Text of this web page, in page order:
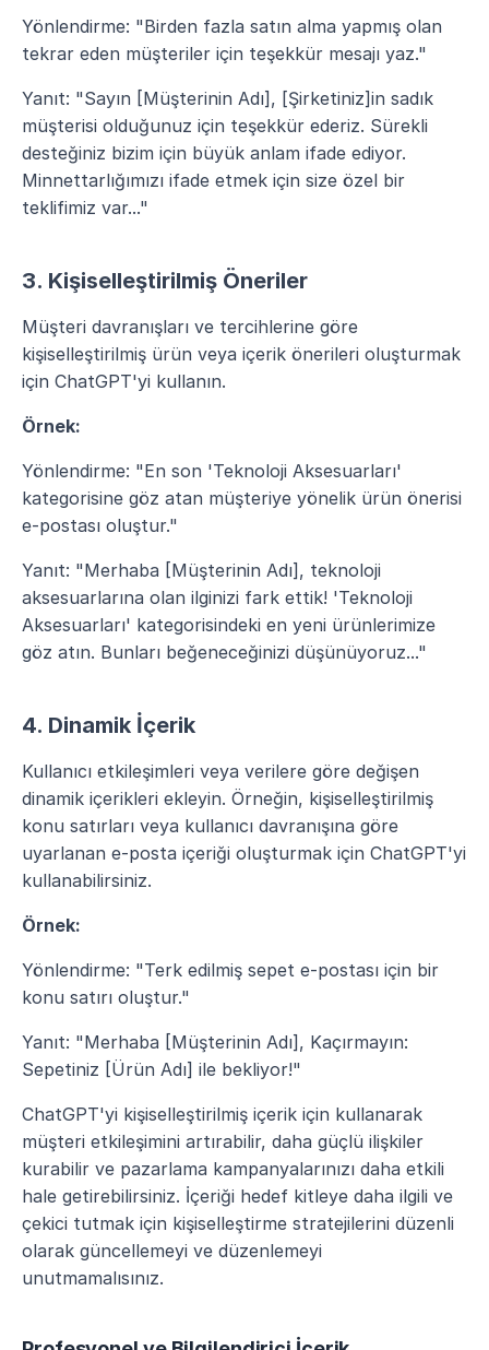
Yönlendirme: "Birden fazla satın alma yapmış olan
tekrar eden müşteriler için teşekkür mesajı yaz."
Yanıt: "Sayın [Müşterinin Adı], [Şirketiniz]in sadık
müşterisi olduğunuz için teşekkür ederiz. Sürekli
desteğiniz bizim için büyük anlam ifade ediyor.
Minnettarlığımızı ifade etmek için size özel bir
teklifimiz var..."
3. Kişiselleştirilmiş Öneriler
Müşteri davranışları ve tercihlerine göre
kişiselleştirilmiş ürün veya içerik önerileri oluşturmak
için ChatGPT'yi kullanın.
Örnek:
Yönlendirme: "En son 'Teknoloji Aksesuarları'
kategorisine göz atan müşteriye yönelik ürün önerisi
e-postası oluştur."
Yanıt: "Merhaba [Müşterinin Adı], teknoloji
aksesuarlarına olan ilginizi fark ettik! 'Teknoloji
Aksesuarları' kategorisindeki en yeni ürünlerimize
göz atın. Bunları beğeneceğinizi düşünüyoruz..."
4. Dinamik İçerik
Kullanıcı etkileşimleri veya verilere göre değişen
dinamik içerikleri ekleyin. Örneğin, kişiselleştirilmiş
konu satırları veya kullanıcı davranışına göre
uyarlanan e-posta içeriği oluşturmak için ChatGPT'yi
kullanabilirsiniz.
Örnek:
Yönlendirme: "Terk edilmiş sepet e-postası için bir
konu satırı oluştur."
Yanıt: "Merhaba [Müşterinin Adı], Kaçırmayın:
Sepetiniz [Ürün Adı] ile bekliyor!"
ChatGPT'yi kişiselleştirilmiş içerik için kullanarak
müşteri etkileşimini artırabilir, daha güçlü ilişkiler
kurabilir ve pazarlama kampanyalarınızı daha etkili
hale getirebilirsiniz. İçeriği hedef kitleye daha ilgili ve
çekici tutmak için kişiselleştirme stratejilerini düzenli
olarak güncellemeyi ve düzenlemeyi
unutmamalısınız.